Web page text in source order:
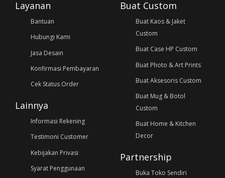
Layanan
Bantuan
Hubungi Kami
Jasa Desain
Konfirmasi Pembayaran
Cek Status Order
Lainnya
Informasi Rekening
Testimoni Customer
Kebijakan Privasi
Syarat Penggunaan
Buat Custom
Buat Kaos & Jaket
Custom
Buat Case HP Custom
Buat Photo & Art Prints
Buat Aksesoris Custom
Buat Mug & Botol
Custom
Buat Home & Kitchen
Decor
Partnership
Buka Toko Sendiri